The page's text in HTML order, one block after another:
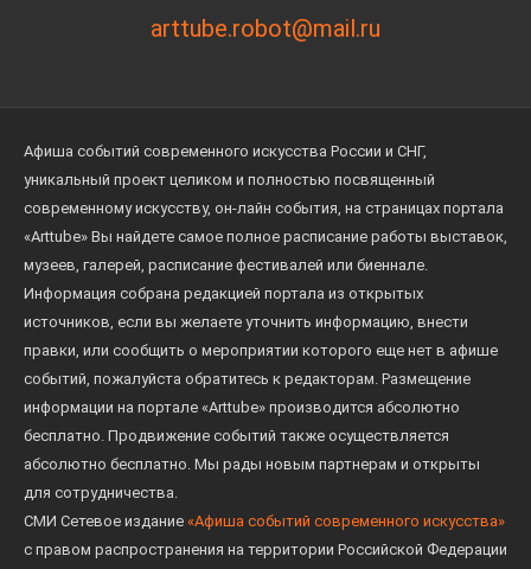
arttube.robot@mail.ru
Афиша событий современного искусства России и СНГ,
уникальный проект целиком и полностью посвященный
современному искусству, он-лайн события, на страницах портала
«Arttube» Вы найдете самое полное расписание работы выставок,
музеев, галерей, расписание фестивалей или биеннале.
Информация собрана редакцией портала из открытых
источников, если вы желаете уточнить информацию, внести
правки, или сообщить о мероприятии которого еще нет в афише
событий, пожалуйста обратитесь к редакторам. Размещение
информации на портале «Arttube» производится абсолютно
бесплатно. Продвижение событий также осуществляется
абсолютно бесплатно. Мы рады новым партнерам и открыты
для сотрудничества.
СМИ Сетевое издание «Афиша событий современного искусства»
с правом распространения на территории Российской Федерации